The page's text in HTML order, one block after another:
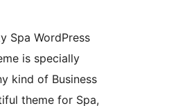
Spa WordPress
is specially
kind of Business
theme for Spa,